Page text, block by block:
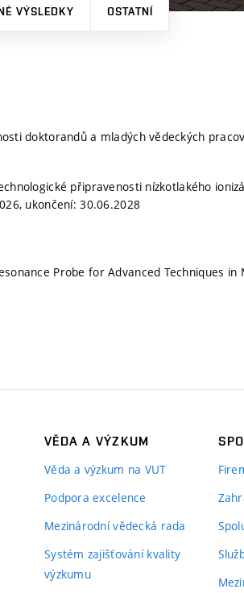
VÝSLEDKY OSTATNÍ
doktorandů a mladých vědeckých
připravenosti nízkotlakého
ukončení: 30.06.2028
Probe for Advanced Techniques in
VĚDA A VÝZKUM
Věda a výzkum na VUT
Podpora excelence
Mezinárodní vědecká rada
Systém zajišťování kvality
výzkumu